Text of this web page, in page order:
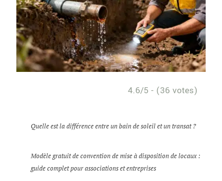
4.6/5 - (36 votes)
Quelle est la différence entre un bain de soleil et un transat ?
Modèle gratuit de convention de mise à disposition de locaux :
guide complet pour associations et entreprises